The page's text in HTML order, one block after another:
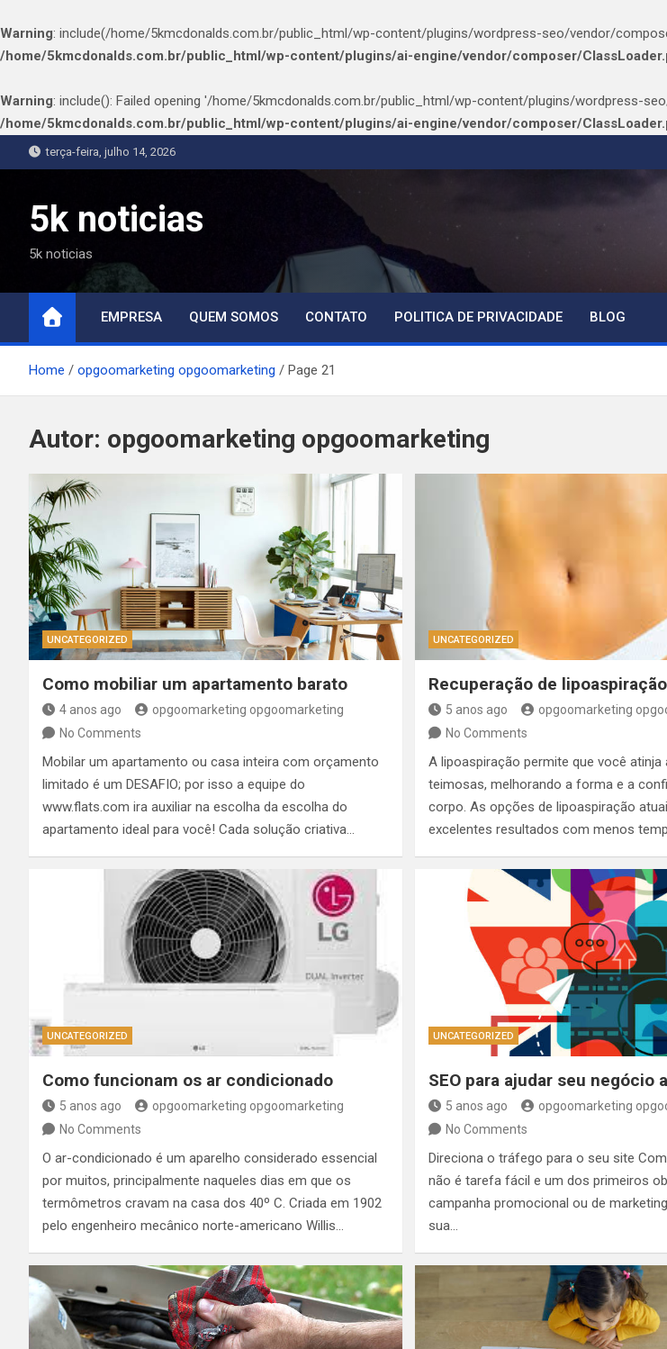
Warning: include(/home/5kmcdonalds.com.br/public_html/wp-content/plugins/wordpress-seo/vendor/
/home/5kmcdonalds.com.br/public_html/wp-content/plugins/ai-engine/vendor/composer/
Warning: include(): Failed opening '/home/5kmcdonalds.com.br/public_html/wp-content/plugins/wordpress-
/home/5kmcdonalds.com.br/public_html/wp-content/plugins/ai-engine/vendor/composer/
to
terça-feira, julho 14, 2026
5k noticias
5k noticias
EMPRESA QUEM SOMOS CONTATO POLITICA DE PRIVACIDADE BLOG
Home opgoomarketing opgoomarketing Page 21
Autor: opgoomarketing opgoomarketing
UNCATEGORIZED
Como mobiliar um apartamento barato
4 anos ago
opgoomarketing opgoomarketing
No Comments
Mobilar um apartamento ou casa inteira com orçamento
limitado é um DESAFIO; por isso a equipe do
www.flats.com ira auxiliar na escolha da escolha do
apartamento ideal para você! Cada solução criativa…
UNCATEGORIZED
Recuperação de lipoaspiração
5 anos ago
opgoomarketing
No Comments
A lipoaspiração permite que você atinja
teimosas, melhorando a forma e a
corpo. As opções de lipoaspiração
excelentes resultados com menos
UNCATEGORIZED
Como funcionam os ar condicionado
5 anos ago
opgoomarketing opgoomarketing
No Comments
O ar-condicionado é um aparelho considerado essencial
por muitos, principalmente naqueles dias em que os
termômetros cravam na casa dos 40º C. Criada em 1902
pelo engenheiro mecânico norte-americano Willis…
UNCATEGORIZED
SEO para ajudar seu negócio
5 anos ago
opgoomarketing
No Comments
Direciona o tráfego para o seu site
não é tarefa fácil e um dos primeiros
campanha promocional ou de
sua…